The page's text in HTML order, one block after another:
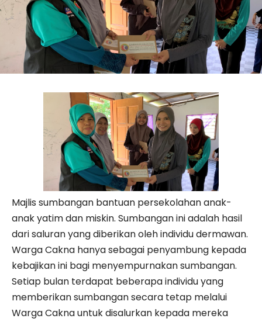
Majlis sumbangan bantuan persekolahan anak-
anak yatim dan miskin. Sumbangan ini adalah hasil
dari saluran yang diberikan oleh individu dermawan.
Warga Cakna hanya sebagai penyambung kepada
kebajikan ini bagi menyempurnakan sumbangan.
Setiap bulan terdapat beberapa individu yang
memberikan sumbangan secara tetap melalui
Warga Cakna untuk disalurkan kepada mereka